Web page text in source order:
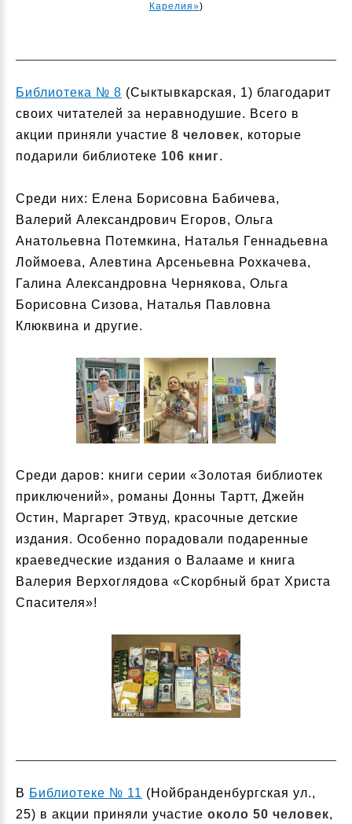
Карелия»)
Библиотека № 8 (Сыктывкарская, 1) благодарит
своих читателей за неравнодушие. Всего в
акции приняли участие 8 человек, которые
подарили библиотеке 106 книг.
Среди них: Елена Борисовна Бабичева,
Валерий Александрович Егоров, Ольга
Анатольевна Потемкина, Наталья Геннадьевна
Лоймоева, Алевтина Арсеньевна Рохкачева,
Галина Александровна Чернякова, Ольга
Борисовна Сизова, Наталья Павловна
Клюквина и другие.
Среди даров: книги серии «Золотая библиотек
приключений», романы Донны Тартт, Джейн
Остин, Маргарет Этвуд, красочные детские
издания. Особенно порадовали подаренные
краеведческие издания о Валааме и книга
Валерия Верхоглядова «Скорбный брат Христа
Спасителя»!
В Библиотеке № 11 (Нойбранденбургская ул.,
25) в акции приняли участие около 50 человек,